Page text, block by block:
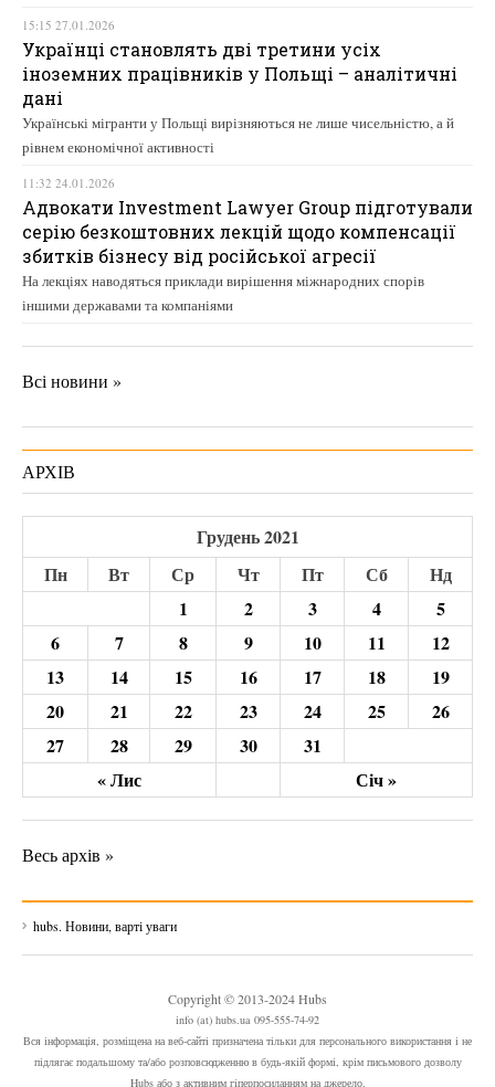
15:15 27.01.2026
Українці становлять дві третини усіх
іноземних працівників у Польщі – аналітичні
дані
Українські мігранти у Польщі вирізняються не лише чисельністю, а й
рівнем економічної активності
11:32 24.01.2026
Адвокати Investment Lawyer Group підготували
серію безкоштовних лекцій щодо компенсації
збитків бізнесу від російської агресії
На лекціях наводяться приклади вирішення міжнародних спорів
іншими державами та компаніями
Всі новини »
АРХІВ
Грудень 2021
Пн
Вт Ср Чт Пт Сб Нд
« Лис Січ »
1 2 3 4
5
6
7 8 9 10 11
12
13
14 15 16 17 18
19
20
21 22 23 24 25
26
27
28 29 30 31
Весь архів »
hubs. Новини, варті уваги
Copyright © 2013-2024 Hubs
info (at) hubs.ua 095-555-74-92
Вся інформація, розміщена на веб-сайті призначена тільки для персонального використання і не
підлягає подальшому та/або розповсюдженню в будь-якій формі, крім письмового дозволу
Hubs або з активним гіперпосиланням на джерело.